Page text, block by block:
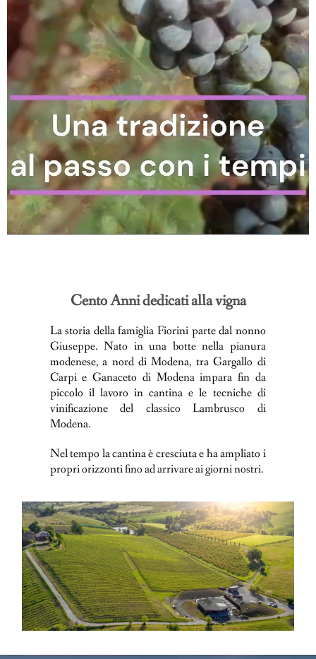
Cento Anni dedicati alla vigna
La storia della famiglia Fiorini parte dal nonno
Giuseppe. Nato in una botte nella pianura
modenese, a nord di Modena, tra Gargallo di
Carpi e Ganaceto di Modena impara fin da
piccolo il lavoro in cantina e le tecniche di
vinificazione del classico Lambrusco di
Modena.
Nel tempo la cantina è cresciuta e ha ampliato i
propri orizzonti fino ad arrivare ai giorni nostri.